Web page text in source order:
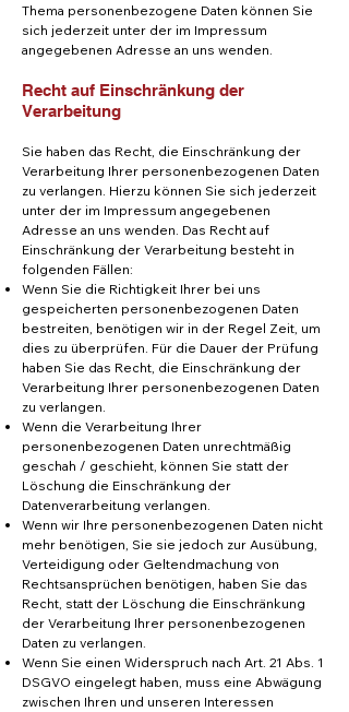
Thema personenbezogene Daten können Sie
sich jederzeit unter der im Impressum
angegebenen Adresse an uns wenden.
Recht auf Einschränkung der
Verarbeitung
Sie haben das Recht, die Einschränkung der
Verarbeitung Ihrer personenbezogenen Daten
zu verlangen. Hierzu können Sie sich jederzeit
unter der im Impressum angegebenen
Adresse an uns wenden. Das Recht auf
Einschränkung der Verarbeitung besteht in
folgenden Fällen:
Wenn Sie die Richtigkeit Ihrer bei uns
gespeicherten personenbezogenen Daten
bestreiten, benötigen wir in der Regel Zeit, um
dies zu überprüfen. Für die Dauer der Prüfung
haben Sie das Recht, die Einschränkung der
Verarbeitung Ihrer personenbezogenen Daten
zu verlangen.
Wenn die Verarbeitung Ihrer
personenbezogenen Daten unrechtmäßig
geschah / geschieht, können Sie statt der
Löschung die Einschränkung der
Datenverarbeitung verlangen.
Wenn wir Ihre personenbezogenen Daten nicht
mehr benötigen, Sie sie jedoch zur Ausübung,
Verteidigung oder Geltendmachung von
Rechtsansprüchen benötigen, haben Sie das
Recht, statt der Löschung die Einschränkung
der Verarbeitung Ihrer personenbezogenen
Daten zu verlangen.
Wenn Sie einen Widerspruch nach Art. 21 Abs. 1
DSGVO eingelegt haben, muss eine Abwägung
zwischen Ihren und unseren Interessen